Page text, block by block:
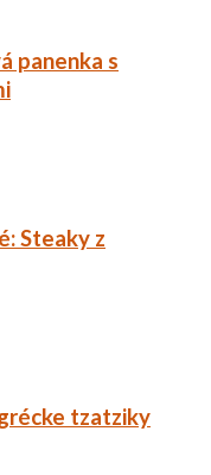
panenka s
Steaky z
tzatziky